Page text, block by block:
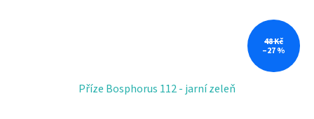
48 Kč
–27 %
Příze Bosphorus 112 - jarní zeleň